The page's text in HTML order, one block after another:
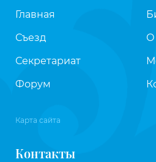
Главная
Съезд
Секретариат
Форум
О
Карта сайта
Контакты